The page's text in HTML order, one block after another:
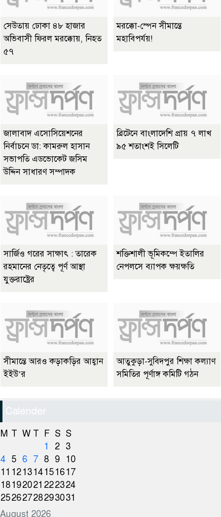
সেউতায় ঢোকা ৪৮ হাজার
অভিবাসী ফিরল মরক্কোয়, নিহত
৫৭
মরক্কো-স্পেন সীমান্তে
মহাবিপর্যয়!
জালাবাদ এসোসিয়েশনের
নির্বাচনে ডা: কামরুল হাসান
সভাপতি এডভোকেট জসিম
উদ্দিন সাধারণ সম্পাদক
ব্রিটেনে বাংলাদেশি প্রায় ৭ লাখ
৯৫ শতাংশই সিলেটি
সার্জিও গরের সাক্ষাৎ : তারেক
রহমানের নেতৃত্বে পূর্ণ আস্থা
যুক্তরাষ্ট্রের
শক্তিশালী ভূমিকম্পে ইতালির
নেপলসে ব্যাপক ক্ষয়ক্ষতি
সীমান্তে আরও কড়াকড়ির আহ্বান
ইইউ’র
আতুকুড়া-সুবিদপুর শিক্ষা কল্যাণ
সমিতির পূর্ণাঙ্গ কমিটি গঠন
Calender
August 2026
M T W T F S S
1
2 3
4 5 6 7 8 9
10
11 121314151617
18192021 222324
25262728293031